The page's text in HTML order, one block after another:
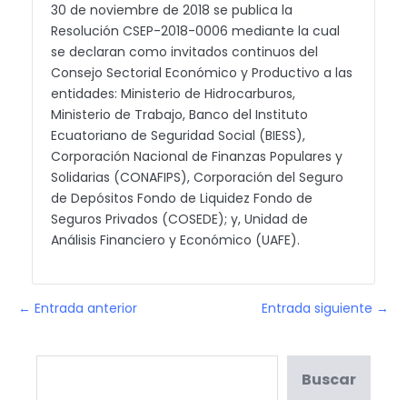
30 de noviembre de 2018 se publica la
Resolución CSEP-2018-0006 mediante la cual
se declaran como invitados continuos del
Consejo Sectorial Económico y Productivo a las
entidades: Ministerio de Hidrocarburos,
Ministerio de Trabajo, Banco del Instituto
Ecuatoriano de Seguridad Social (BIESS),
Corporación Nacional de Finanzas Populares y
Solidarias (CONAFIPS), Corporación del Seguro
de Depósitos Fondo de Liquidez Fondo de
Seguros Privados (COSEDE); y, Unidad de
Análisis Financiero y Económico (UAFE).
← Entrada anterior Entrada siguiente →
Buscar